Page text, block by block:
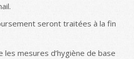
seront traitées à la fin
les mesures d’hygiène de base